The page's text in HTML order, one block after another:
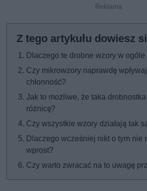
Dlaczego te drobne wzory w
Czy mikrowzory naprawdę
chłonność?
Jak to możliwe, że taka
różnicę?
Czy wszystkie wzory działają tak
Dlaczego wcześniej nikt o tym nie
wprost?
Czy warto zwracać na to uwagę